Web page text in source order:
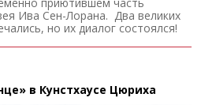
Ива Сен-Лорана. Два великих
но их диалог состоялся!
в Кунстхаусе Цюриха